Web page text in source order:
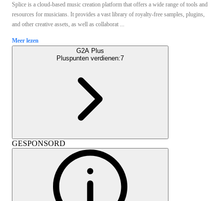
Splice is a cloud-based music creation platform that offers a wide range of tools and
resources for musicians. It provides a vast library of royalty-free samples, plugins,
and other creative assets, as well as collaborat ...
Meer lezen
G2A Plus
Pluspunten verdienen:7
GESPONSORD